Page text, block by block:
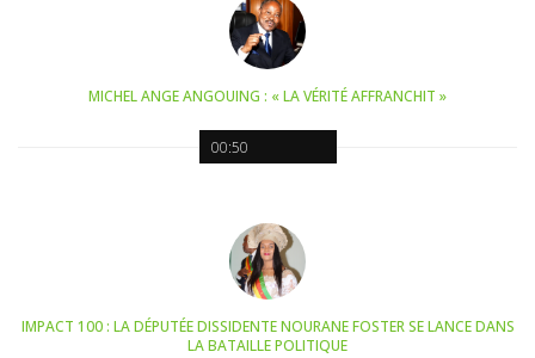
00:50
MICHEL ANGE ANGOUING : « LA VÉRITÉ AFFRANCHIT »
IMPACT 100 : LA DÉPUTÉE DISSIDENTE NOURANE FOSTER SE LANCE DANS
LA BATAILLE POLITIQUE